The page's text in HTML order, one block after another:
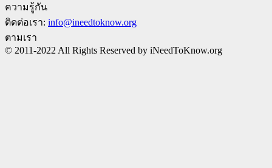
ความรู้กัน
ติดต่อเรา: info@ineedtoknow.org
ตามเรา
© 2011-2022 All Rights Reserved by iNeedToKnow.org